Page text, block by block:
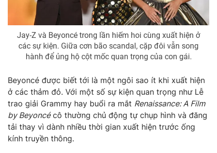
Ðiện thoại Thời báo VTV: 024.66 897 897
toasoan@vtv.vn
Liên hệ quảng cáo:024-7300.7108
Jay-Z và Beyoncé trong lần hiếm hoi cùng xuất hiện ở
các sự kiện. Giữa cơn bão scandal, cặp đôi vẫn song
hành để ủng hộ cột mốc quan trọng của con gái.
Beyoncé được biết tới là một ngôi sao ít khi xuất hiện
ở các thảm đỏ. Với một số sự kiện quan trọng như Lễ
trao giải Grammy hay buổi ra mắt Renaissance: A Film
by Beyoncécô thường chủ động tự chụp hình và đăng
tải thay vì dành nhiều thời gian xuất hiện trước ống
kính truyền thông.